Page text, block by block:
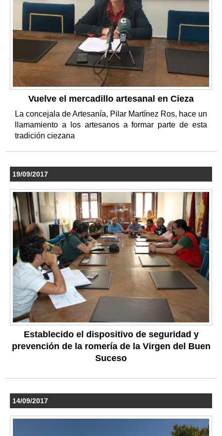
Vuelve el mercadillo artesanal en Cieza
La concejala de Artesanía, Pilar Martínez Ros, hace un
llamamiento a los artesanos a formar parte de esta
tradición ciezana
19/09/2017
Establecido el dispositivo de seguridad y
prevención de la romería de la Virgen del Buen
Suceso
14/09/2017